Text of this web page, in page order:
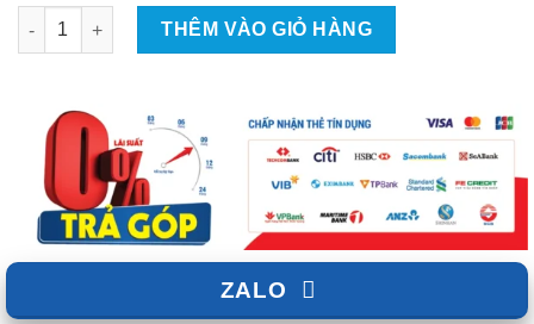
Camera hành trình gương cho xe ô tô - azcam G14K số lượng
THÊM VÀO GIỎ HÀNG
ZALO